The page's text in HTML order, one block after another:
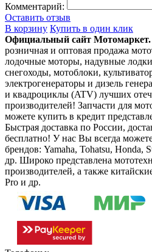
Комментарий:
Оставить отзыв
В корзину Купить в один клик
Официальный сайт Мотомаркет.
розничная и оптовая продажа
лодочные моторы, надувные
снегоходы, мотоблоки,
электрогенераторы и дизель
и квадроциклы (ATV) лучших
производителей! Запчасти для
можете купить в кредит
Быстрая доставка по России,
бесплатно! У нас Вы всегда
брендов: Yamaha, Tohatsu, Honda,
др. Широко представлена
производителей, а также
Pro и др.